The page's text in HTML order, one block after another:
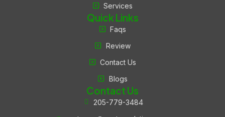
Services
Quick Links
Faqs
Review
Contact Us
Blogs
Contact Us
205-779-3484